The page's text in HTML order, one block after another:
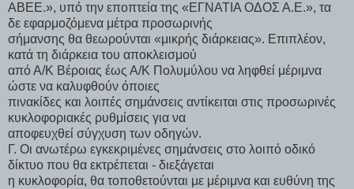
ΑΒΕΕ.», υπό την εποπτεία της «ΕΓΝΑΤΙΑ ΟΔΟΣ Α.Ε.», τα
δε εφαρμοζόμενα μέτρα προσωρινής
σήμανσης θα θεωρούνται «μικρής διάρκειας». Επιπλέον,
κατά τη διάρκεια του αποκλεισμού
από Α/Κ Βέροιας έως Α/Κ Πολυμύλου να ληφθεί μέριμνα
ώστε να καλυφθούν όποιες
πινακίδες και λοιπές σημάνσεις αντίκειται στις προσωρινές
κυκλοφοριακές ρυθμίσεις για να
αποφευχθεί σύγχυση των οδηγών.
Γ. Οι ανωτέρω εγκεκριμένες σημάνσεις στο λοιπό οδικό
δίκτυο που θα εκτρέπεται - διεξάγεται
η κυκλοφορία, θα τοποθετούνται με μέριμνα και ευθύνη της